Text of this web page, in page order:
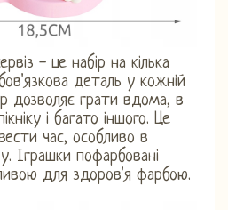
- це набір на кілька
деталь у кожній
дозволяє грати вдома, в
і багато іншого. Це
час, особливо в
Іграшки пофарбовані
для здоров'я фарбою.